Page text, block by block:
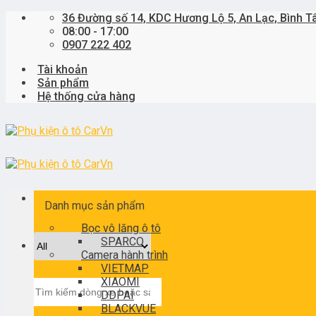
Skip
36 Đường số 14, KDC Hương Lộ 5, An Lạc, Bình
08:00 - 17:00
0907 222 402
Tài khoản
Sản phẩm
Hệ thống cửa hàng
kiếm:
Danh mục sản phẩm
Bọc vô lăng ô tô
SPARCO
Camera hành trình
VIETMAP
XIAOMI
DDPAI
BLACKVUE